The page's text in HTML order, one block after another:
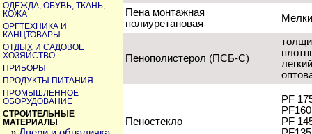
ОДЕЖДА, ОБУВЬ, ТКАНЬ,
КОЖА
ОРГТЕХНИКА И
КАНЦТОВАРЫ
ОТДЫХ И САДОВОЕ
ХОЗЯЙСТВО
ПРИБОРЫ
ПРОДУКТЫ ПИТАНИЯ
ПРОМЫШЛЕННОЕ
ОБОРУДОВАНИЕ
СТРОИТЕЛЬНЫЕ
МАТЕРИАЛЫ
Пена монтажная
полиуретановая
Пенополистерол (ПСБ-С)
легкий
Пеностекло
PF
PF160
PF